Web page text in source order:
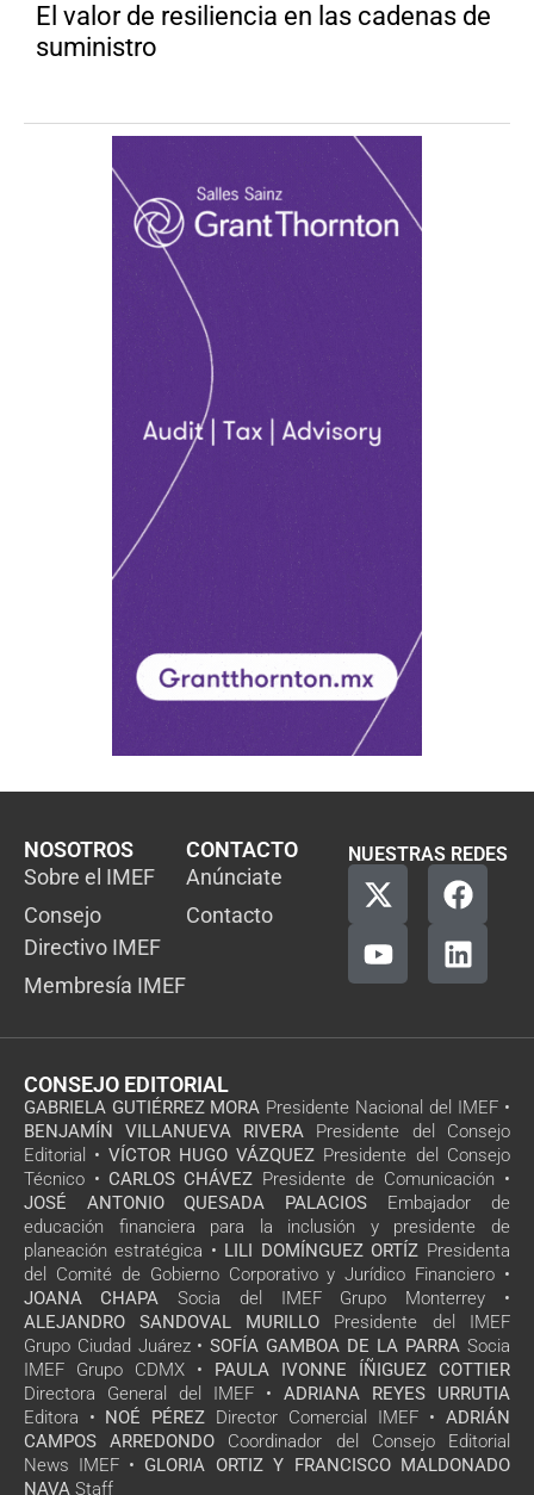
El valor de resiliencia en las cadenas de
suministro
NOSOTROS
Sobre el IMEF
Consejo
Directivo IMEF
Membresía IMEF
CONTACTO
Anúnciate
Contacto
NUESTRAS REDES
CONSEJO EDITORIAL
GABRIELA GUTIÉRREZ MORA Presidente Nacional del IMEF •
BENJAMÍN VILLANUEVA RIVERA Presidente del Consejo
Editorial • VÍCTOR HUGO VÁZQUEZ Presidente del Consejo
Técnico • CARLOS CHÁVEZ Presidente de Comunicación •
JOSÉ ANTONIO QUESADA PALACIOS Embajador de
educación financiera para la inclusión y presidente de
planeación estratégica • LILI DOMÍNGUEZ ORTÍZ Presidenta
del Comité de Gobierno Corporativo y Jurídico Financiero •
JOANA CHAPA Socia del IMEF Grupo Monterrey •
ALEJANDRO SANDOVAL MURILLO Presidente del IMEF
Grupo Ciudad Juárez • SOFÍA GAMBOA DE LA PARRA Socia
IMEF Grupo CDMX • PAULA IVONNE ÍÑIGUEZ COTTIER
Directora General del IMEF • ADRIANA REYES URRUTIA
Editora • NOÉ PÉREZ Director Comercial IMEF • ADRIÁN
CAMPOS ARREDONDO Coordinador del Consejo Editorial
News IMEF • GLORIA ORTIZ Y FRANCISCO MALDONADO
NAVA Staff